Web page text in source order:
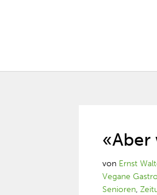
von Ernst
Vegane
Senioren,